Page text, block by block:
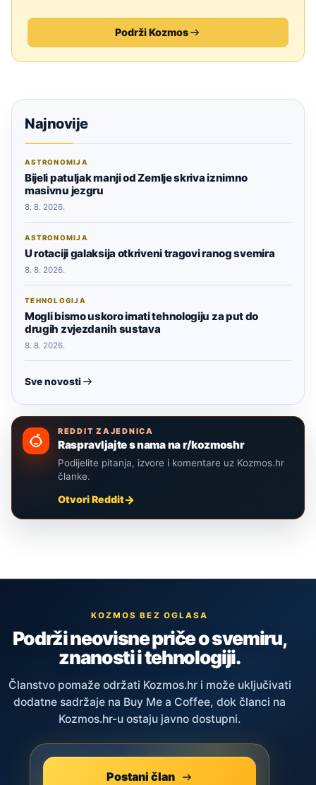
Podrži Kozmos
Najnovije
ASTRONOMIJA
Bijeli patuljak manji od Zemlje skriva iznimno
masivnu jezgru
8. 8. 2026.
ASTRONOMIJA
U rotaciji galaksija otkriveni tragovi ranog svemira
8. 8. 2026.
TEHNOLOGIJA
Mogli bismo uskoro imati tehnologiju za put do
drugih zvjezdanih sustava
8. 8. 2026.
Sve novosti
REDDIT ZAJEDNICA
Raspravljajte s nama na r/kozmoshr
Podijelite pitanja, izvore i komentare uz Kozmos.hr
članke.
Otvori Reddit
KOZMOS BEZ OGLASA
Podrži neovisne priče o svemiru,
znanosti i tehnologiji.
Članstvo pomaže održati Kozmos.hr i može uključivati
dodatne sadržaje na Buy Me a Coffee, dok članci na
Kozmos.hr-u ostaju javno dostupni.
Postani član